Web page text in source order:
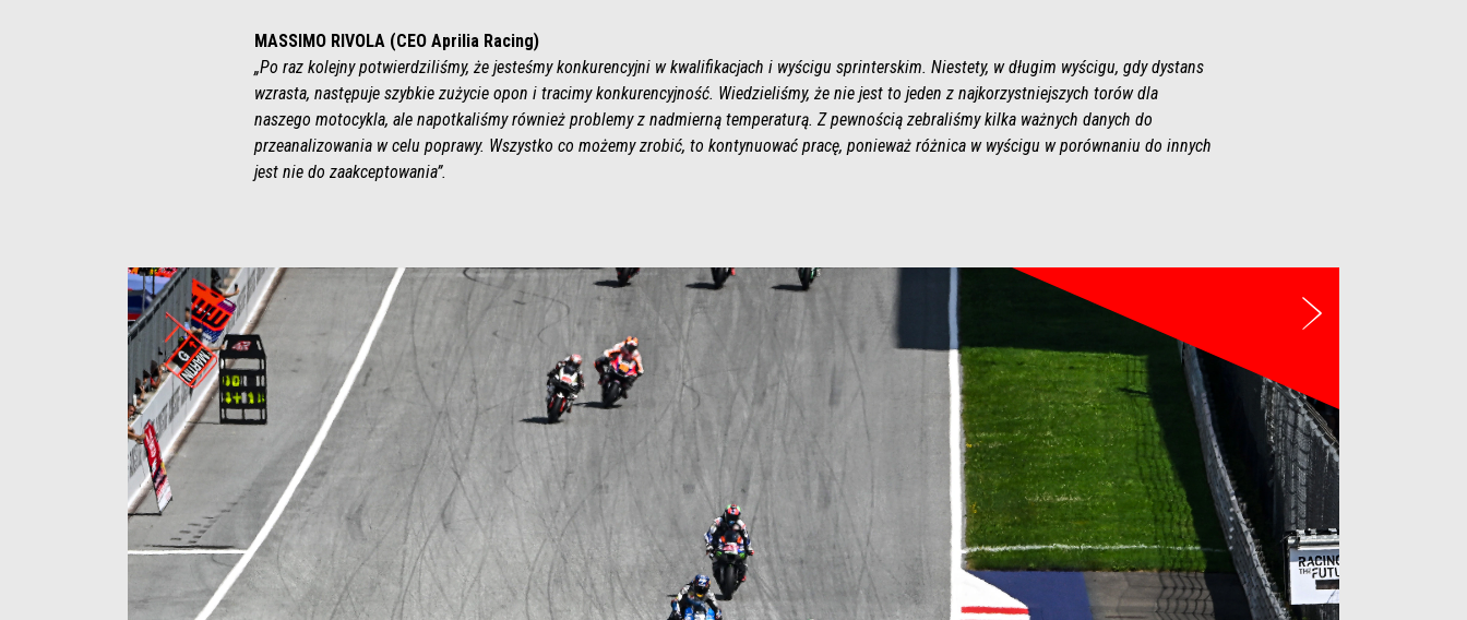
MASSIMO RIVOLA (CEO Aprilia Racing)
„Po raz kolejny potwierdziliśmy, że jesteśmy konkurencyjni w kwalifikacjach i wyścigu sprinterskim. Niestety, w długim wyścigu, gdy dystans
wzrasta, następuje szybkie zużycie opon i tracimy konkurencyjność. Wiedzieliśmy, że nie jest to jeden z najkorzystniejszych torów dla
naszego motocykla, ale napotkaliśmy również problemy z nadmierną temperaturą. Z pewnością zebraliśmy kilka ważnych danych do
przeanalizowania w celu poprawy. Wszystko co możemy zrobić, to kontynuować pracę, ponieważ różnica w wyścigu w porównaniu do innych
jest nie do zaakceptowania”.
Następny